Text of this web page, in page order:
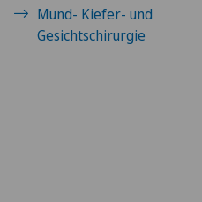
Mund- Kiefer- und
Gesichtschirurgie